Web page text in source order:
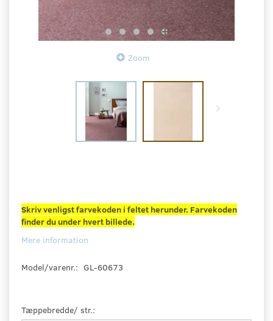
Zoom
Skriv venligst farvekoden i feltet herunder. Farvekoden
finder du under hvert billede.
Mere information
Model/varenr.: GL-60673
Tæppebredde/ str.: